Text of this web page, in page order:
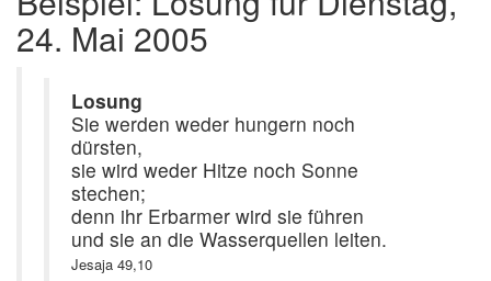
24. Mai 2005
Losung
Sie werden weder hungern noch
dürsten,
sie wird weder Hitze noch Sonne
stechen;
denn ihr Erbarmer wird sie führen
und sie an die Wasserquellen leiten.
Jesaja 49,10